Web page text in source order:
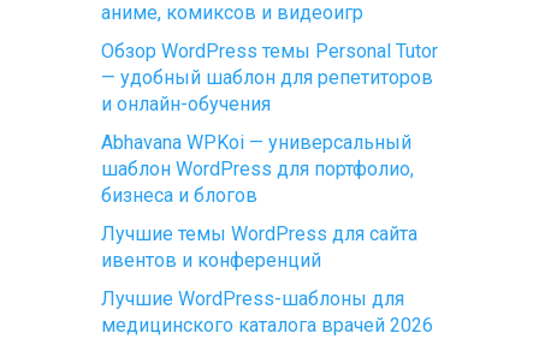
аниме, комиксов и видеоигр
Обзор WordPress темы Personal Tutor
— удобный шаблон для репетиторов
и онлайн-обучения
Abhavana WPKoi — универсальный
шаблон WordPress для портфолио,
бизнеса и блогов
Лучшие темы WordPress для сайта
ивентов и конференций
Лучшие WordPress-шаблоны для
медицинского каталога врачей 2026